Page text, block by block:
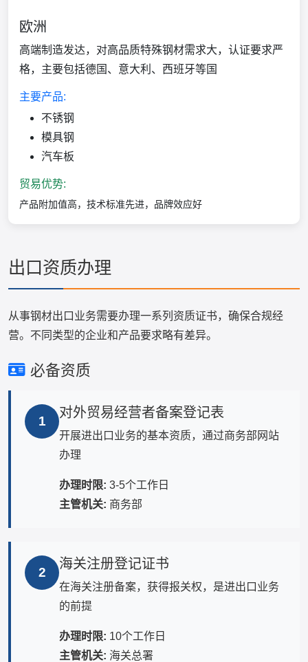
欧洲
高端制造发达，对高品质特殊钢材需求大，认证要求严
格，主要包括德国、意大利、西班牙等国
主要产品:
不锈钢
模具钢
汽车板
贸易优势:
产品附加值高，技术标准先进，品牌效应好
出口资质办理
从事钢材出口业务需要办理一系列资质证书，确保合规经
营。不同类型的企业和产品要求略有差异。
必备资质
1
对外贸易经营者备案登记表
开展进出口业务的基本资质，通过商务部网站
办理
办理时限: 3-5个工作日
主管机关: 商务部
2
海关注册登记证书
在海关注册备案，获得报关权，是进出口业务
的前提
办理时限: 10个工作日
主管机关: 海关总署